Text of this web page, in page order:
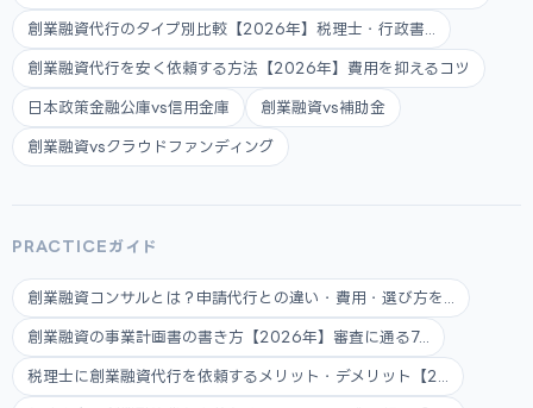
創業融資代行のタイプ別比較【2026年】税理士・行政書...
創業融資代行を安く依頼する方法【2026年】費用を抑えるコツ
日本政策金融公庫vs信用金庫 創業融資vs補助金
創業融資vsクラウドファンディング
PRACTICEガイド
創業融資コンサルとは？申請代行との違い・費用・選び方を...
創業融資の事業計画書の書き方【2026年】審査に通る7...
税理士に創業融資代行を依頼するメリット・デメリット【2...